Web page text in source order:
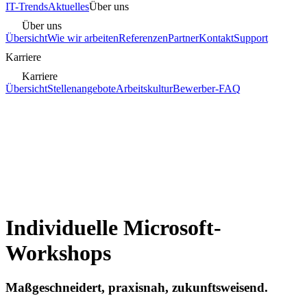
IT-TrendsAktuellesÜber uns
Über uns
ÜbersichtWie wir arbeitenReferenzenPartnerKontaktSupport
Karriere
Karriere
ÜbersichtStellenangeboteArbeitskulturBewerber-FAQ
Individuelle Microsoft-
Workshops
Maßgeschneidert, praxisnah, zukunftsweisend.